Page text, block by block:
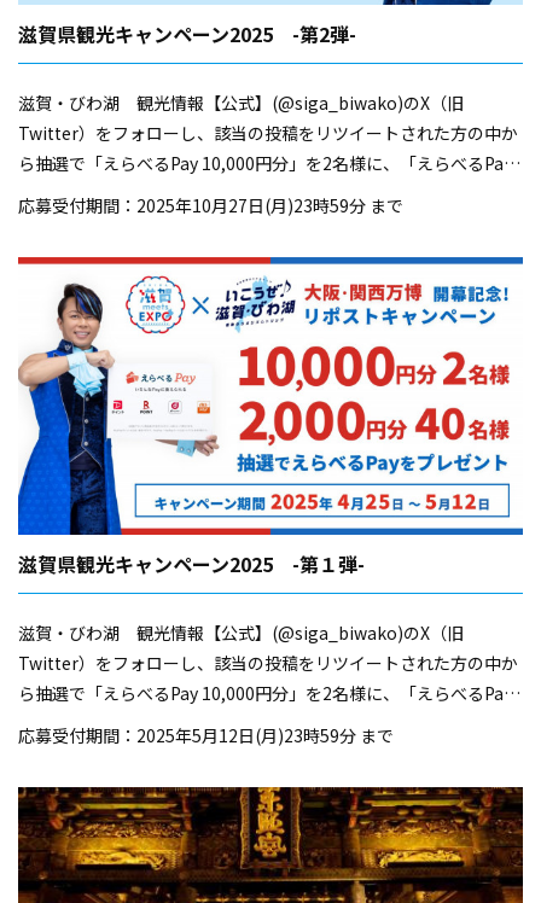
滋賀県観光キャンペーン2025 -第2弾-
滋賀・びわ湖 観光情報【公式】(@siga_biwako)のX（旧
Twitter）をフォローし、該当の投稿をリツイートされた方の中か
ら抽選で「えらべるPay 10,000円分」を2名様に、「えらべるPay
2,000円分」を40名様にプレゼント！
応募受付期間：2025年10月27日(月)23時59分 まで
滋賀県観光キャンペーン2025 -第１弾-
滋賀・びわ湖 観光情報【公式】(@siga_biwako)のX（旧
Twitter）をフォローし、該当の投稿をリツイートされた方の中か
ら抽選で「えらべるPay 10,000円分」を2名様に、「えらべるPay
2,000円分」を40名様にプレゼント！
応募受付期間：2025年5月12日(月)23時59分 まで